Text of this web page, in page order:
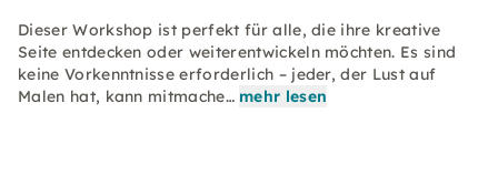
Dieser Workshop ist perfekt für alle, die ihre kreative
Seite entdecken oder weiterentwickeln möchten. Es sind
keine Vorkenntnisse erforderlich – jeder, der Lust auf
Malen hat, kann mitmache… mehr lesen